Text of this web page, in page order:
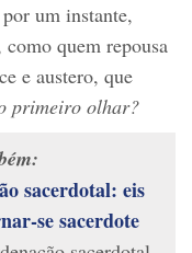
um instante,
como quem repousa
e austero, que
primeiro olhar?
sacerdotal: eis
se sacerdote